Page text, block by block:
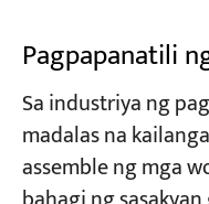
Pagpapanatili
Sa industriya ng
madalas na
assemble ng mga